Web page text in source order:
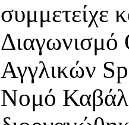
συμμετείχε
Διαγωνισμό
Αγγλικών
Νομό